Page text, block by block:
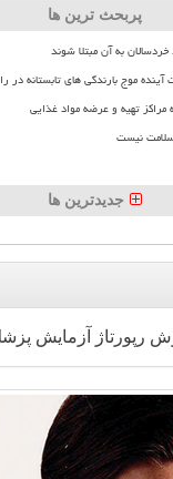
پربحث ترین ها
به آن مبتلا شوند
مراکز تهیه و عرضه مواد غذایی
نیست
جدیدترین ها
رپورتاژ آزمایش